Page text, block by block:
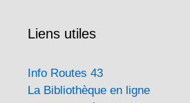
Liens utiles
Info Routes 43
La Bibliothèque en ligne